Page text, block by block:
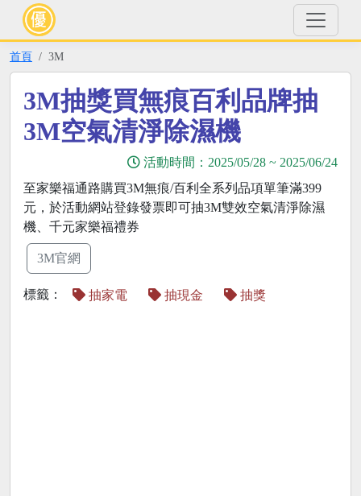
首頁 3M
3M抽獎買無痕百利品牌抽
3M空氣清淨除濕機
活動時間： 2025/05/28 ~ 2025/06/24
至家樂福通路購買3M無痕/百利全系列品項單筆滿399
元，於活動網站登錄發票即可抽3M雙效空氣清淨除濕
機、千元家樂福禮券
3M官網
標籤： 抽家電 抽現金 抽獎